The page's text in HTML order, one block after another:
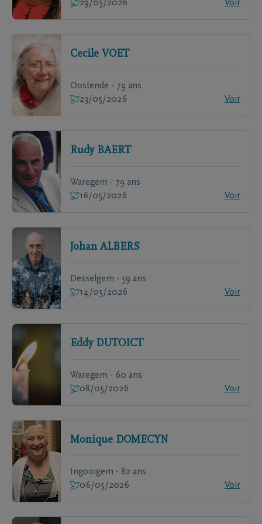
29/05/2026 Voir
Cecile VOET
Oostende - 79 ans
23/05/2026
Voir
Rudy BAERT
Waregem - 79 ans
16/05/2026
Voir
Johan ALBERS
Desselgem - 59 ans
14/05/2026
Voir
Eddy DUTOICT
Waregem - 60 ans
08/05/2026
Voir
Monique DOMECYN
Ingooigem - 82 ans
06/05/2026
Voir